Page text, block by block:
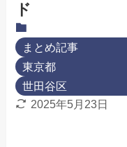
ド
まとめ記事
東京都
世田谷区
2025年5月23日